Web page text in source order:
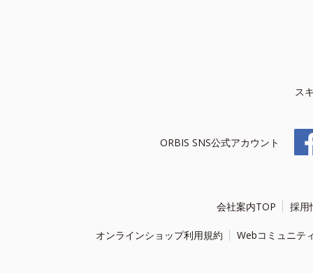
ス
ORBIS SNS公式アカウント
会社案内TOP 採用
オンラインショップ利用規約 Webコミュニテ